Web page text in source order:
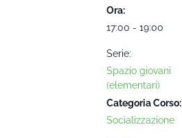
Ora:
17:00 - 19:00
Serie:
Spazio giovani
(elementari)
Categoria Corso:
Socializzazione